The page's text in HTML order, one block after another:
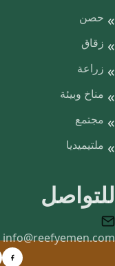
حصن
زقاق
زراعة
مناخ وبيئة
مجتمع
ملتيميديا
للتواصل
info@reefyemen.com